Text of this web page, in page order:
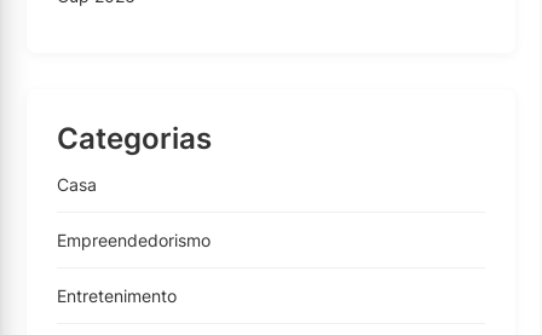
Categorias
Casa
Empreendedorismo
Entretenimento